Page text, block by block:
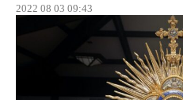
2022 08 03 09:43